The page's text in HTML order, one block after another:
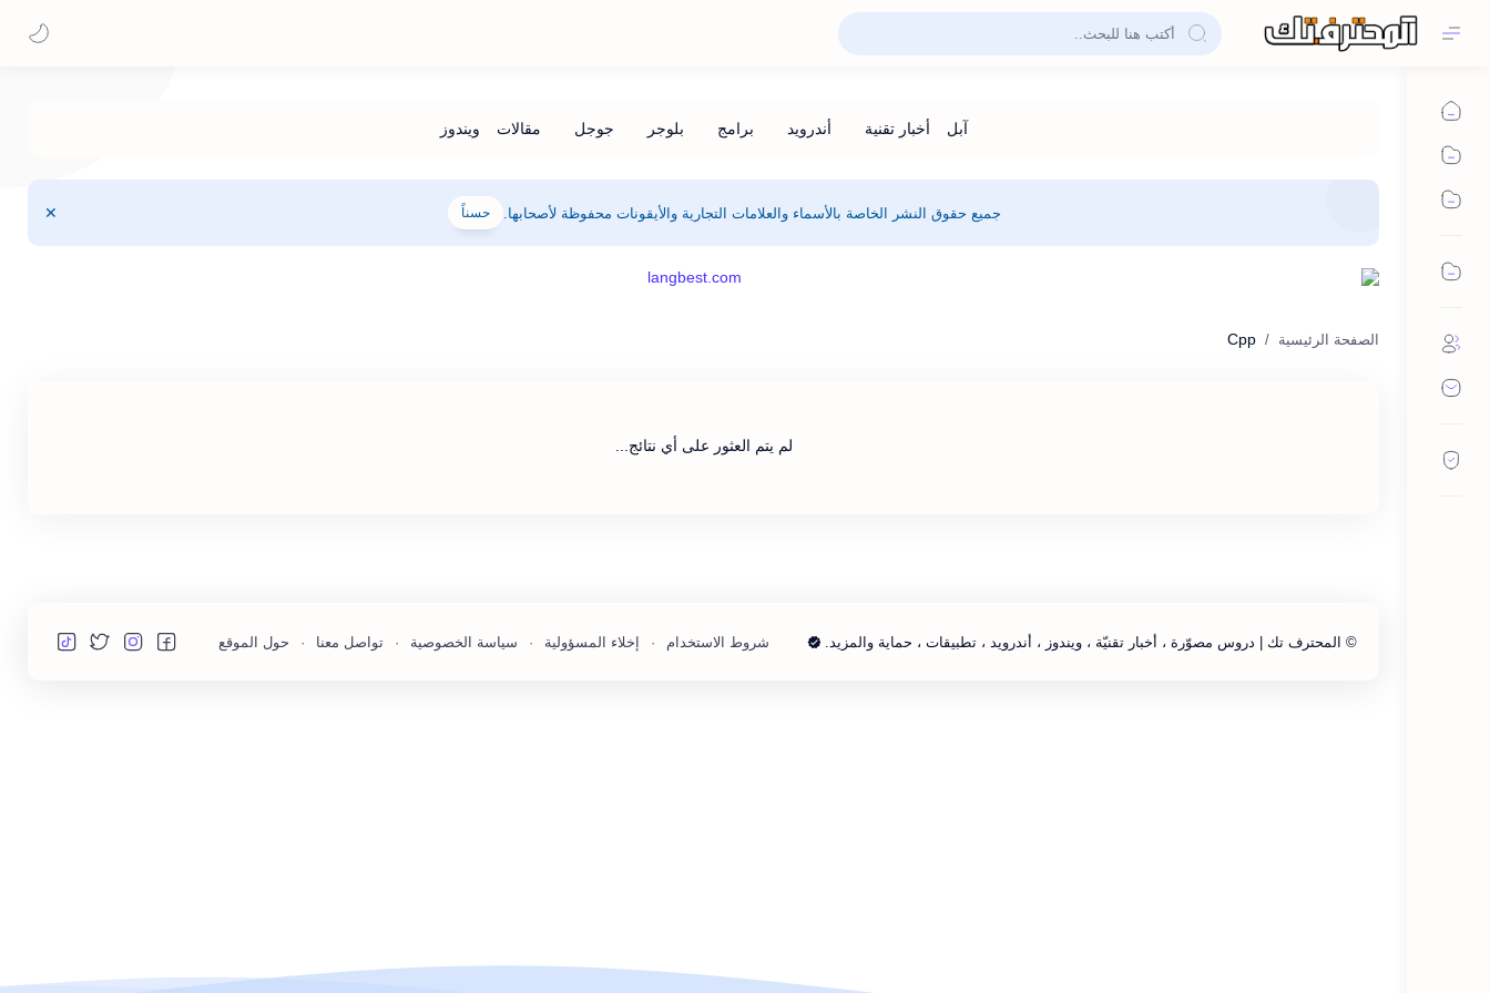
جميع حقوق النشر الخاصة بالأسماء والعلامات التجارية والأيقونات محفوظة لأصحابها. حسناً
Cpp
لم يتم العثور على أي نتائج...
© المحترف تك | دروس مصوّرة ، أخبار تقنيّة ، ويندوز ، أندرويد ، تطبيقات ، حماية والمزيد. شروط الاستخدام إخلاء المسؤولية سياسة الخصوصية تواصل معنا حول الموقع